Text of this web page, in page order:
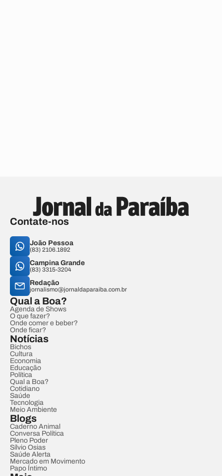
Contate-nos
João Pessoa
(83) 2106.1892
Campina Grande
(83) 3315-3204
Redação
jornalismo@jornaldaparaiba.com.br
Qual a Boa?
Agenda de Shows
O que fazer?
Onde comer e beber?
Onde ficar?
Notícias
Bichos
Cultura
Economia
Educação
Política
Qual a Boa?
Cotidiano
Saúde
Tecnologia
Meio Ambiente
Blogs
Caderno Animal
Conversa Política
Pleno Poder
Sílvio Osias
Saúde Alerta
Mercado em Movimento
Papo Íntimo